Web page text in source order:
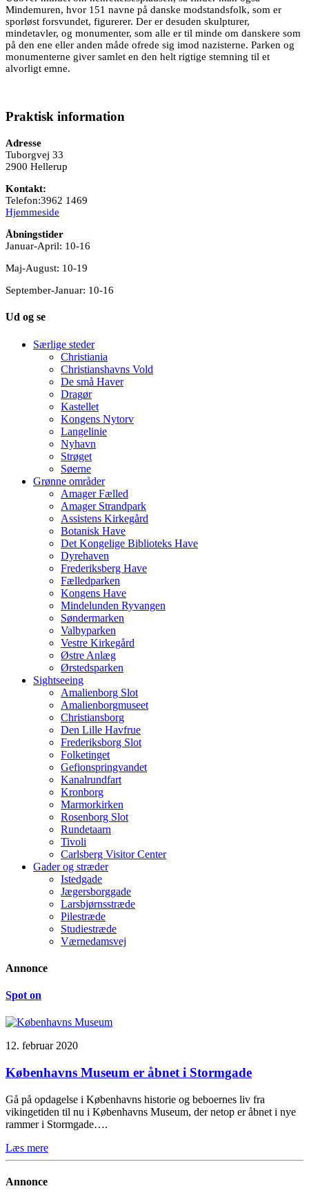
Mindemuren, hvor 151 navne på danske modstandsfolk, som er
sporløst forsvundet, figurerer. Der er desuden skulpturer,
mindetavler, og monumenter, som alle er til minde om danskere som
på den ene eller anden måde ofrede sig imod nazisterne. Parken og
monumenterne giver samlet en den helt rigtige stemning til et
alvorligt emne.
Praktisk information
Adresse
Tuborgvej 33
2900 Hellerup
Kontakt:
Telefon:3962 1469
Hjemmeside
Åbningstider
Januar-April: 10-16
Maj-August: 10-19
September-Januar: 10-16
Ud og se
Særlige steder
Christiania
Christianshavns Vold
De små Haver
Dragør
Kastellet
Kongens Nytorv
Langelinie
Nyhavn
Strøget
Søerne
Grønne områder
Amager Fælled
Amager Strandpark
Assistens Kirkegård
Botanisk Have
Det Kongelige Biblioteks Have
Dyrehaven
Frederiksberg Have
Fælledparken
Kongens Have
Mindelunden Ryvangen
Søndermarken
Valbyparken
Vestre Kirkegård
Østre Anlæg
Ørstedsparken
Sightseeing
Amalienborg Slot
Amalienborgmuseet
Christiansborg
Den Lille Havfrue
Frederiksborg Slot
Folketinget
Gefionspringvandet
Kanalrundfart
Kronborg
Marmorkirken
Rosenborg Slot
Rundetaarn
Tivoli
Carlsberg Visitor Center
Gader og stræder
Istedgade
Jægersborggade
Larsbjørnsstræde
Pilestræde
Studiestræde
Værnedamsvej
Annonce
Spot on
12. februar 2020
Københavns Museum er åbnet i Stormgade
Gå på opdagelse i Københavns historie og beboernes liv fra
vikingetiden til nu i Københavns Museum, der netop er åbnet i nye
rammer i Stormgade….
Læs mere
Annonce